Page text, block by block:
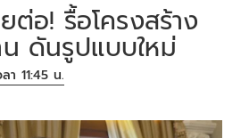
อ! รื้อโครงสร้าง
ดันรูปแบบใหม่
า 11:45 น.